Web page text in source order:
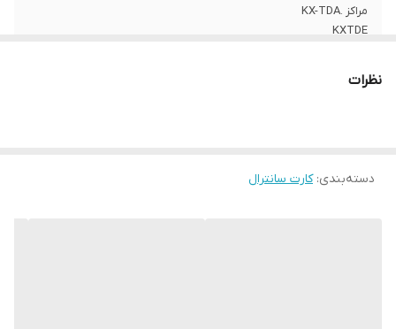
مراکز KX-TDA.
KXTDE
نظرات
دسته‌بندی:کارت سانترال